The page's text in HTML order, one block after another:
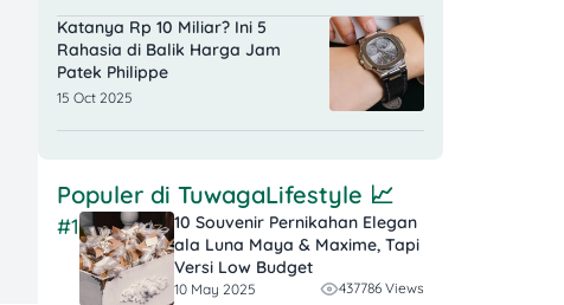
Katanya Rp 10 Miliar? Ini 5
Rahasia di Balik Harga Jam
Patek Philippe
15 Oct 2025
Populer di TuwagaLifestyle 📈
#1
10 Souvenir Pernikahan Elegan
ala Luna Maya & Maxime, Tapi
Versi Low Budget
10 May 2025 437786 Views